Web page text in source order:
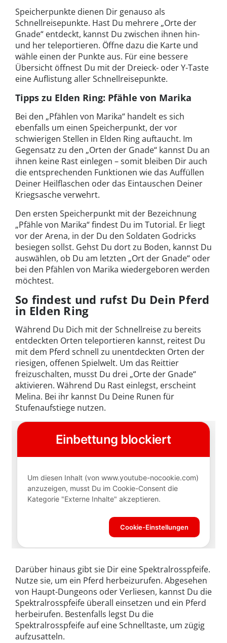
Speicherpunkte dienen Dir genauso als
Schnellreisepunkte. Hast Du mehrere „Orte der
Gnade“ entdeckt, kannst Du zwischen ihnen hin-
und her teleportieren. Öffne dazu die Karte und
wähle einen der Punkte aus. Für eine bessere
Übersicht öffnest Du mit der Dreieck- oder Y-Taste
eine Auflistung aller Schnellreisepunkte.
Tipps zu Elden Ring: Pfähle von Marika
Bei den „Pfählen von Marika“ handelt es sich
ebenfalls um einen Speicherpunkt, der vor
schwierigen Stellen in Elden Ring auftaucht. Im
Gegensatz zu den „Orten der Gnade“ kannst Du an
ihnen keine Rast einlegen – somit bleiben Dir auch
die entsprechenden Funktionen wie das Auffüllen
Deiner Heilflaschen oder das Eintauschen Deiner
Kriegsasche verwehrt.
Den ersten Speicherpunkt mit der Bezeichnung
„Pfähle von Marika“ findest Du im Tutorial. Er liegt
vor der Arena, in der Du den Soldaten Godricks
besiegen sollst. Gehst Du dort zu Boden, kannst Du
auswählen, ob Du am letzten „Ort der Gnade“ oder
bei den Pfählen von Marika wiedergeboren werden
möchtest.
So findest und rufst Du Dein Pferd
in Elden Ring
Während Du Dich mit der Schnellreise zu bereits
entdeckten Orten teleportieren kannst, reitest Du
mit dem Pferd schnell zu unentdeckten Orten der
riesigen, offenen Spielwelt. Um das Reittier
freizuschalten, musst Du drei „Orte der Gnade“
aktivieren. Während Du Rast einlegst, erscheint
Melina. Bei ihr kannst Du Deine Runen für
Stufenaufstiege nutzen.
Darüber hinaus gibt sie Dir eine Spektralrosspfeife.
Nutze sie, um ein Pferd herbeizurufen. Abgesehen
von Haupt-Dungeons oder Verliesen, kannst Du die
Spektralrosspfeife überall einsetzen und ein Pferd
herbeirufen. Bestenfalls legst Du die
Spektralrosspfeife auf eine Schnelltaste, um zügig
aufzusatteln.